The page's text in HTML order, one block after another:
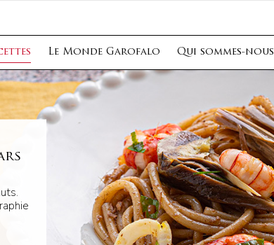
Le Monde Garofalo Qui sommes-nous